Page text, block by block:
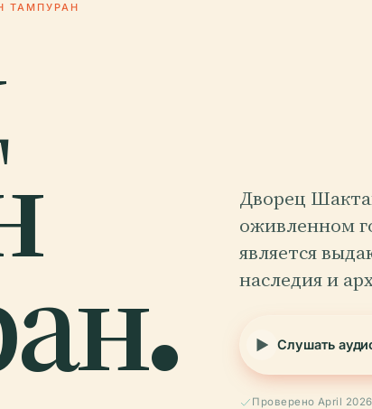
ТАМПУРАН
Дворец
оживленном
является
наследия и
Слушать
Проверено April 2026